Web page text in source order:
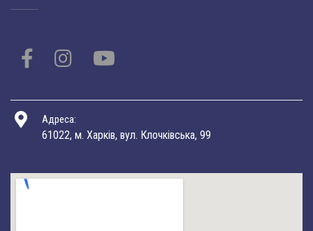
Адреса:
61022, м. Харків, вул. Клочківська, 99